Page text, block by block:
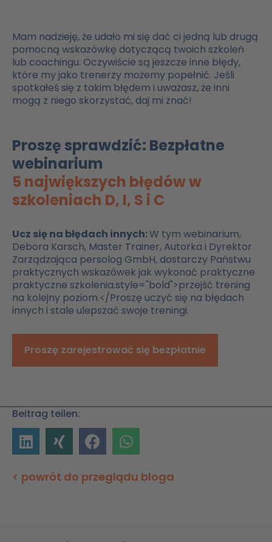
Mam nadzieję, że udało mi się dać ci jedną lub drugą
pomocną wskazówkę dotyczącą twoich szkoleń
lub coachingu. Oczywiście są jeszcze inne błędy,
które my jako trenerzy możemy popełnić. Jeśli
spotkałeś się z takim błędem i uważasz, że inni
mogą z niego skorzystać, daj mi znać!
Proszę sprawdzić: Bezpłatne
webinarium
5 największych błędów w
szkoleniach D, I, S i C
Ucz się na błędach innych:W tym webinarium,
Debora Karsch, Master Trainer, Autorka i Dyrektor
Zarządzająca persolog GmbH, dostarczy Państwu
praktycznych wskazówek jak wykonać praktyczne
praktyczne szkolenia.style="bold">przejść trening
na kolejny poziom.</Proszę uczyć się na błędach
innych i stale ulepszać swoje treningi.
Proszę zarejestrować się bezpłatnie
< powrót do przeglądu bloga
Beitrag teilen: